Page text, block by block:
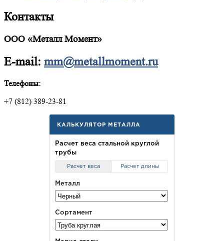
Контакты
ООО «Металл Момент»
E-mail: mm@metallmoment.ru
Телефоны:
+7 (812) 389-23-81